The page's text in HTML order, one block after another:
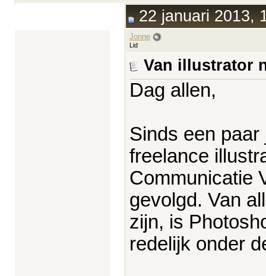
22 januari 2013,
Jonne
Lid
Van illustrator
Dag allen,
Sinds een
freelance
Communicatie
gevolgd. Van
zijn, is
redelijk onder